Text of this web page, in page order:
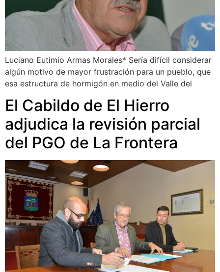
Luciano Eutimio Armas Morales* Sería difícil considerar
algún motivo de mayor frustración para un pueblo, que
esa estructura de hormigón en medio del Valle del
El Cabildo de El Hierro
adjudica la revisión parcial
del PGO de La Frontera